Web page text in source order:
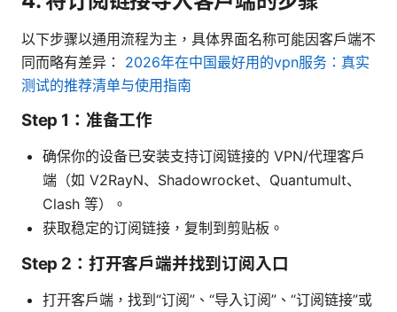
以下步骤以通用流程为主，具体界面名称可能因客户端不
同而略有差异： 2026年在中国最好用的vpn服务：真实
测试的推荐清单与使用指南
Step 1：准备工作
确保你的设备已安装支持订阅链接的 VPN/代理客户
端（如 V2RayN、Shadowrocket、Quantumult、
Clash 等）。
获取稳定的订阅链接，复制到剪贴板。
Step 2：打开客户端并找到订阅入口
打开客户端，找到“订阅”、“导入订阅”、“订阅链接”或